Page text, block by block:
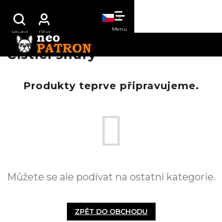
obsah
Čistící šňůry
Produkty teprve připravujeme.
Můžete se ale podívat na ostatní kategorie.
ZPĚT DO OBCHODU